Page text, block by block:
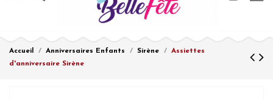
Accueil Anniversaires Enfants Sirène
Assiettes
d'anniversaire Sirène